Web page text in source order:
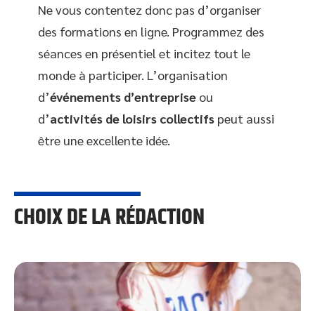
Ne vous contentez donc pas d’organiser
des formations en ligne. Programmez des
séances en présentiel et incitez tout le
monde à participer. L’organisation
d’événements d’entreprise ou
d’activités de loisirs collectifs peut aussi
être une excellente idée.
CHOIX DE LA RÉDACTION